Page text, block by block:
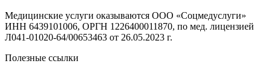
Медицинские услуги оказываются ООО «Соцмедуслуги»
ИНН 6439101006, ОРГН 1226400011870, по мед. лицензией
Л041-01020-64/00653463 от 26.05.2023 г.
Полезные ссылки